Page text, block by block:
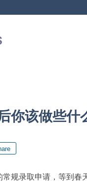
你该做些什
规录取申请，等到春